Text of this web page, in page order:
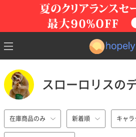
スローロリスの
在庫商品のみ 新着順 キャラ